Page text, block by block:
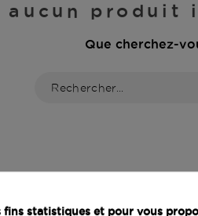
produit
Que cherchez-
statistiques et pour vous